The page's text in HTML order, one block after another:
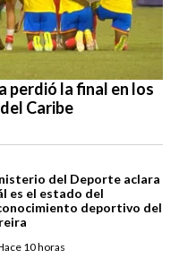
perdió la final en los
Caribe
del Deporte aclara
es el estado del
deportivo del
10 horas